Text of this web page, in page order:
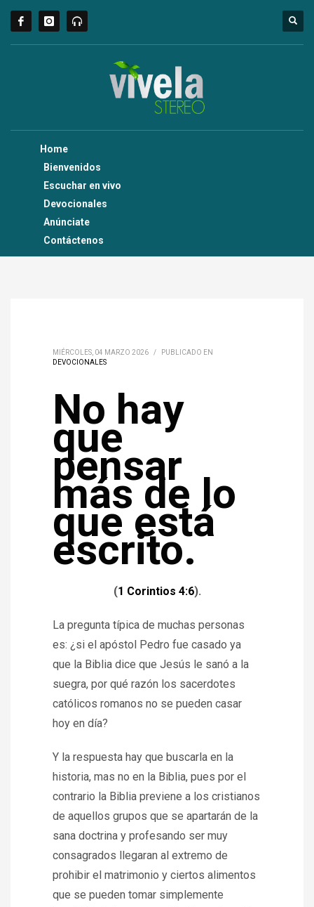
Home
Bienvenidos
Escuchar en vivo
Devocionales
Anúnciate
Contáctenos
MIÉRCOLES, 04 MARZO 2026 /
PUBLICADO EN
DEVOCIONALES
No hay
que
pensar
más de lo
que está
escrito.
(1 Corintios 4:6).
La pregunta típica de muchas personas
es: ¿si el apóstol Pedro fue casado ya
que la Biblia dice que Jesús le sanó a la
suegra, por qué razón los sacerdotes
católicos romanos no se pueden casar
hoy en día?
Y la respuesta hay que buscarla en la
historia, mas no en la Biblia, pues por el
contrario la Biblia previene a los cristianos
de aquellos grupos que se apartarán de la
sana doctrina y profesando ser muy
consagrados llegaran al extremo de
prohibir el matrimonio y ciertos alimentos
que se pueden tomar simplemente